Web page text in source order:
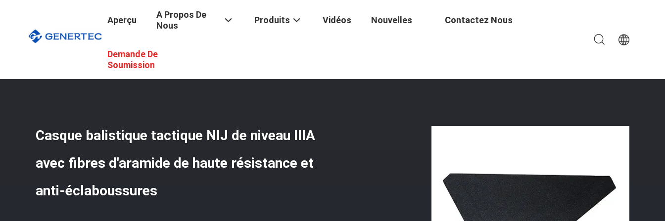
Aperçu
A Propos De
Nous
Produits Vidéos Nouvelles Contactez Nous
Demande De
Soumission
Casque Ballistique Tactique
Casque balistique tactique NIJ de niveau IIIA
avec fibres d'aramide de haute résistance et
anti-éclaboussures